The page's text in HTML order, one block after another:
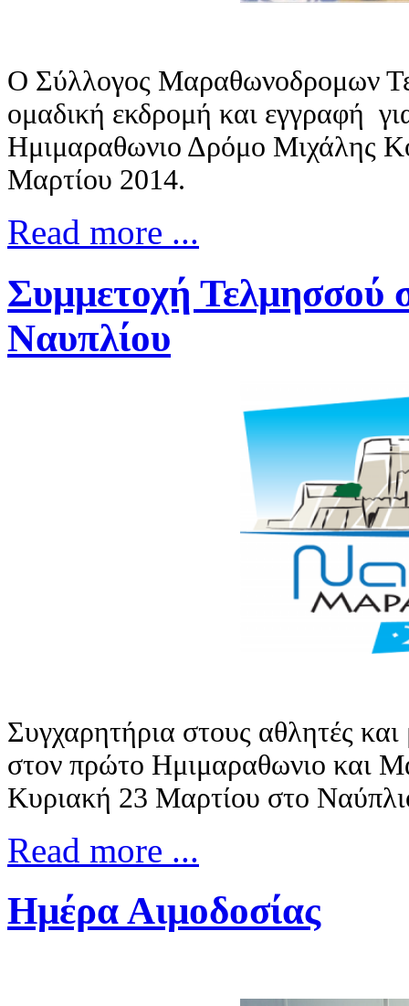
Ο Σύλλογος Μαραθωνοδρομων
ομαδική εκδρομή και εγγραφή
Ημιμαραθωνιο Δρόμο Μιχάλης
Μαρτίου 2014.
Read more ...
Συμμετοχή Τελμησσού
Ναυπλίου
Συγχαρητήρια στους αθλητές
στον πρώτο Ημιμαραθωνιο και
Κυριακή 23 Μαρτίου στο
Read more ...
Ημέρα Αιμοδοσίας